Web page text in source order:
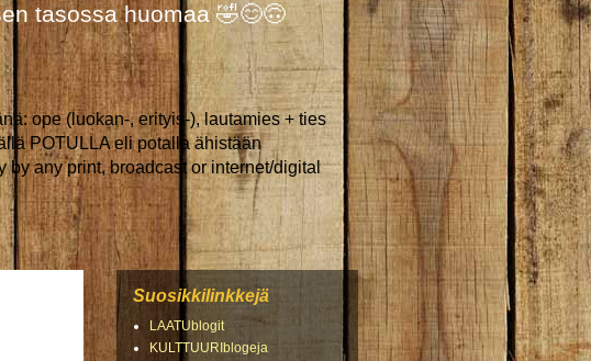
tasossa huomaa 🤣😊🙃
ope (luokan-, erityis-), lautamies + ties
POTULLA eli potalla ähistään
any print, broadcast or internet/digital
Suosikkilinkkejä
LAATUblogit
KULTTUURIblogeja